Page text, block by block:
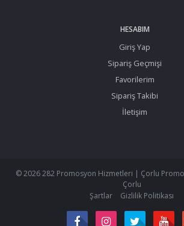
HESABIM
Giriş Yap
Sipariş Geçmişi
Favorilerim
Sipariş Takibi
İletişim
© 2026 282 Promosyon Hizmetleri | Çorlu
Çorlu
Şartlar
Gizlilik Politikası